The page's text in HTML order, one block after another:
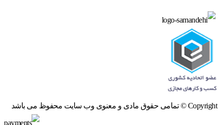
Copyright © تمامی حقوق مادی و معنوی وب سایت محفوظ می باشد